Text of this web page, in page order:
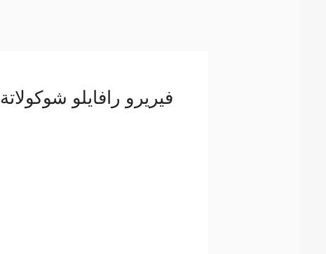
فيريرو رافايلو شوكولاتة 230 غرام